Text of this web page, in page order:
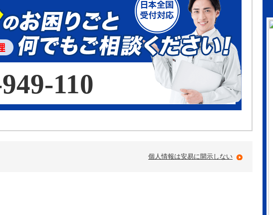
110
個人情報は安易に開示しない